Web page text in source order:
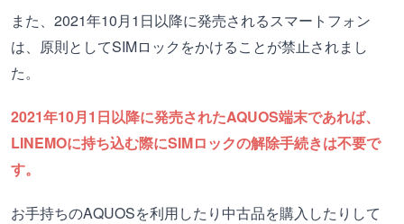
また、2021年10月1日以降に発売されるスマートフォン
は、原則としてSIMロックをかけることが禁止されまし
た。
2021年10月1日以降に発売されたAQUOS端末であれば、
LINEMOに持ち込む際にSIMロックの解除手続きは不要で
す。
お手持ちのAQUOSを利用したり中古品を購入したりして